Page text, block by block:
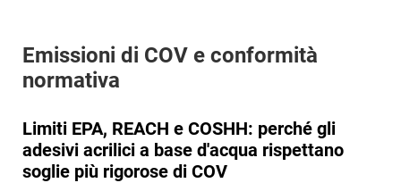
Emissioni di COV e conformità
normativa
Limiti EPA, REACH e COSHH: perché gli
adesivi acrilici a base d'acqua rispettano
soglie più rigorose di COV